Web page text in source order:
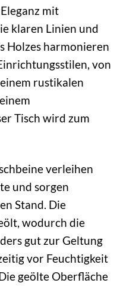
mit
klaren Linien und
Holzes harmonieren
von
rustikalen
Tisch wird zum
verleihen
und sorgen
Stand. Die
wodurch die
gut zur Geltung
vor Feuchtigkeit
geölte Oberfläche